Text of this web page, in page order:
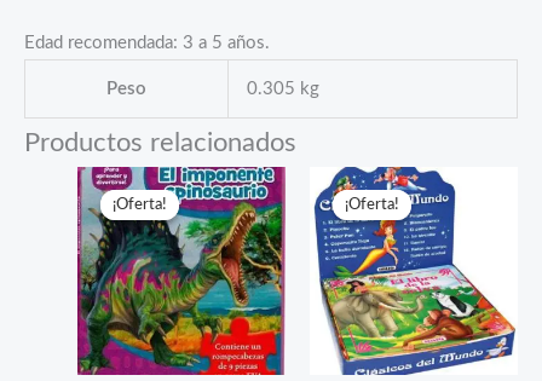
Edad recomendada: 3 a 5 años.
Peso 0.305 kg
Productos relacionados
¡Oferta!
¡Oferta! ¡Oferta!
¡Oferta!